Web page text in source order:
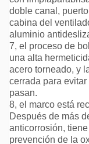
doble canal,
cabina del
aluminio
7, el proceso de
una alta
acero torneado, y
cerrada para
pasan.
8, el marco está
Después de más
anticorrosión,
prevención de la